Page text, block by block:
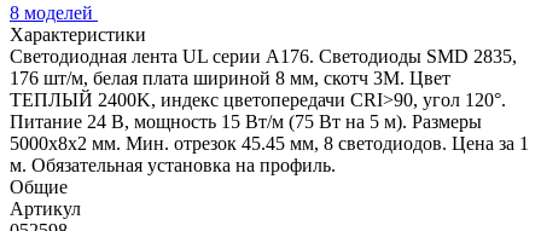
8 моделей
Характеристики
Светодиодная лента UL серии A176. Светодиоды SMD 2835,
176 шт/м, белая плата шириной 8 мм, скотч 3M. Цвет
ТЕПЛЫЙ 2400K, индекс цветопередачи CRI>90, угол 120°.
Питание 24 В, мощность 15 Вт/м (75 Вт на 5 м). Размеры
5000x8x2 мм. Мин. отрезок 45.45 мм, 8 светодиодов. Цена за 1
м. Обязательная установка на профиль.
Общие
Артикул